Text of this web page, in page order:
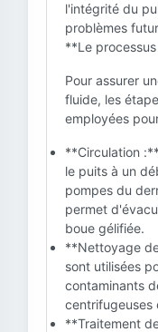
l'intégrité du
problèmes
**Le
Pour assurer
fluide, les
employées
**Circulation
le puits à un
pompes du
permet
boue gélifiée.
**Nettoyage
sont utilisées
contaminants
centrifugeuses
**Traitement